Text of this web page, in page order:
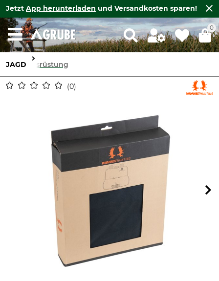
Jetzt App herunterladen und Versandkosten sparen!
0
JAGD Ausrüstung
0